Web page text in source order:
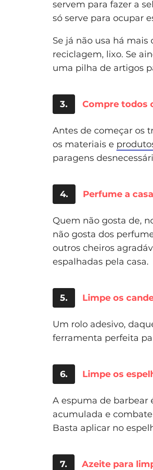
servem para fazer a
só serve para ocupar
Se já não usa há
reciclagem, lixo. Se
uma pilha de artigos
3. Compre todos
Antes de começar os
os materiais e
paragens
4. Perfume a casa
Quem não gosta de,
não gosta dos
outros cheiros
espalhadas pela casa.
5. Limpe os
Um rolo adesivo,
ferramenta perfeita
6. Limpe os
A espuma de barbear
acumulada e
Basta aplicar no
7. Azeite para